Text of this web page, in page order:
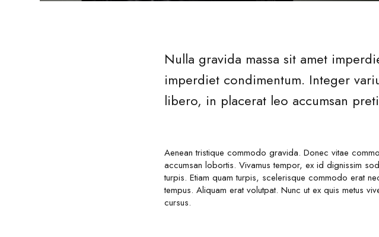
Nulla gravida massa sit amet
imperdiet condimentum. Integer
libero, in placerat leo accumsan
Aenean tristique commodo gravida. Donec vitae
accumsan lobortis. Vivamus tempor, ex id dignissim
turpis. Etiam quam turpis, scelerisque commodo erat
tempus. Aliquam erat volutpat. Nunc ut ex quis metus
cursus.